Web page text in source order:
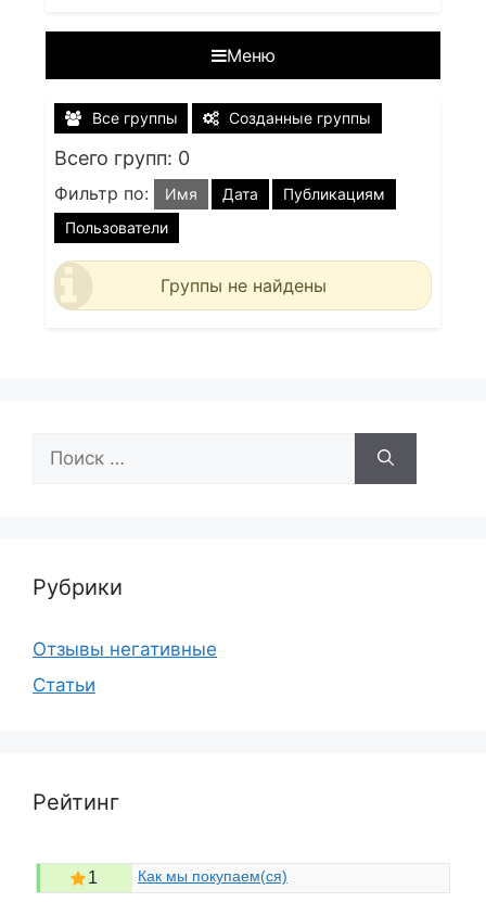
Меню
Все группы Созданные группы
Всего групп: 0
Фильтр по: Имя Дата
Публикациям
Пользователи
Группы не найдены
Рубрики
Отзывы негативные
Статьи
Рейтинг
1 Как мы покупаем(ся)